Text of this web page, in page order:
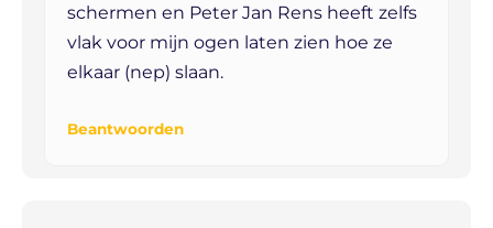
schermen en Peter Jan Rens heeft zelfs
vlak voor mijn ogen laten zien hoe ze
elkaar (nep) slaan.
Beantwoorden